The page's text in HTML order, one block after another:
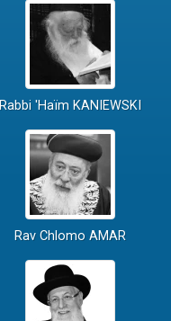
Rabbi 'Haïm KANIEWSKI
Rav Chlomo AMAR